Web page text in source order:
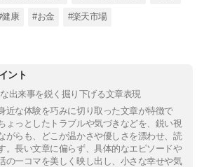
健康 #お金 #楽天市場
ント
出来事を鋭く掘り下げる文章表現
近な体験を巧みに切り取った文章が特徴で
ょっとしたトラブルや気づきなどを、鋭い視
がらも、どこか温かさや優しさを漂わせ、読
。長い文章に偏らず、具体的なエピソードや
の一コマを美しく映し出し、小さな幸せや気